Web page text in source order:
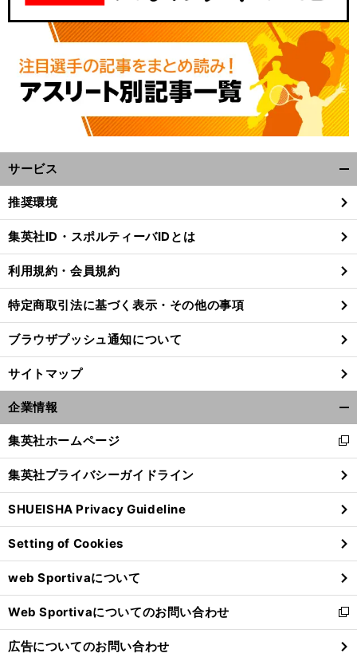
サービス
閉
る
推奨環境
集英社ID・スポルティーバIDとは
利用規約・会員規約
特定商取引法に基づく表示・その他の事項
ブラウザプッシュ通知について
サイトマップ
企業情報
閉
る
集英社ホームページ
新
し
い
ウ
ィ
ン
ド
ウ
で
開
く
集英社プライバシーガイドライン
SHUEISHA Privacy Guideline
Setting of Cookies
web Sportivaについて
Web Sportivaについてのお問い合わせ
新
し
い
広告についてのお問い合わせ